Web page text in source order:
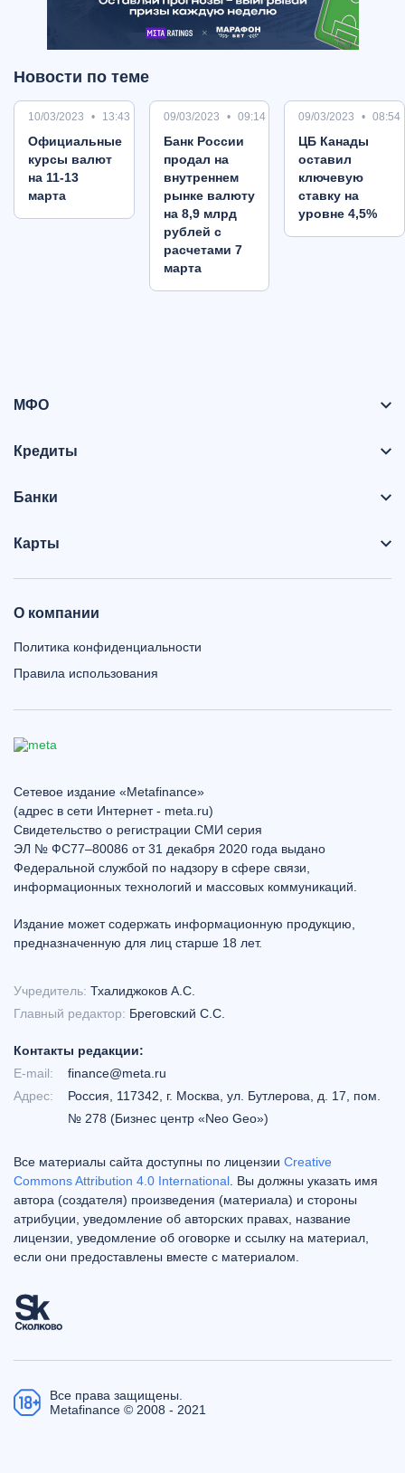
Новости по теме
10/03/2023 13:43
Oфициальные
курсы валют
на 11-13
марта
09/03/2023 09:14
Банк России
продал на
внутреннем
рынке валюту
на 8,9 млрд
рублей с
расчетами 7
марта
09/03/2023 08:54
ЦБ Канады
оставил
ключевую
ставку на
уровне 4,5%
МФО
Кредиты
Банки
Карты
О компании
Политика конфиденциальности
Правила использования
Сетевое издание «Metafinance»
(адрес в сети Интернет - meta.ru)
Свидетельство о регистрации СМИ серия
ЭЛ № ФС77–80086 от 31 декабря 2020 года выдано
Федеральной службой по надзору в сфере связи,
информационных технологий и массовых коммуникаций.
Издание может содержать информационную продукцию,
предназначенную для лиц старше 18 лет.
Учредитель: Тхалиджоков А.С.
Главный редактор: Бреговский С.С.
Контакты редакции:
E-mail:
finance@meta.ru
Адрес:
Россия, 117342, г. Москва, ул. Бутлерова, д. 17, пом.
№ 278 (Бизнес центр «Neo Geo»)
Все материалы сайта доступны по лицензии Creative
Commons Attribution 4.0 International . Вы должны указать имя
автора (создателя) произведения (материала) и стороны
атрибуции, уведомление об авторских правах, название
лицензии, уведомление об оговорке и ссылку на материал,
если они предоставлены вместе с материалом.
Все права защищены.
Metafinance © 2008 - 2021